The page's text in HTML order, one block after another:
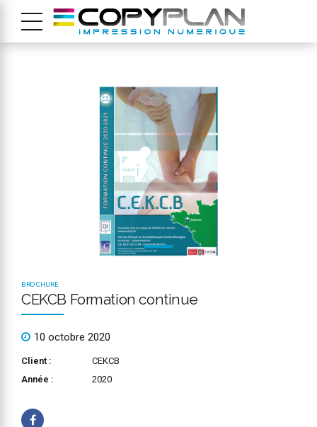
BROCHURE
CEKCB Formation continue
10 octobre 2020
Client :
CEKCB
Année :
2020